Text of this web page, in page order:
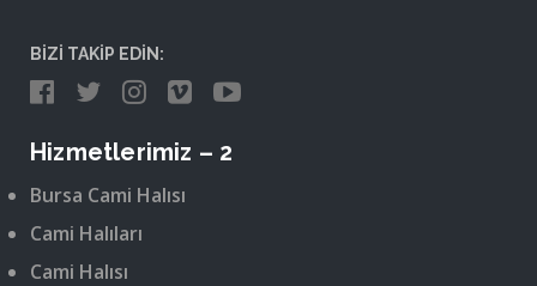
BİZİ TAKİP EDİN:
Hizmetlerimiz – 2
Bursa Cami Halısı
Cami Halıları
Cami Halısı